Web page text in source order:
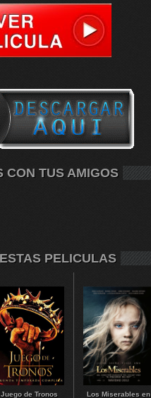
CON TUS AMIGOS
PELICULAS
Juego de Tronos
Los Miserables en